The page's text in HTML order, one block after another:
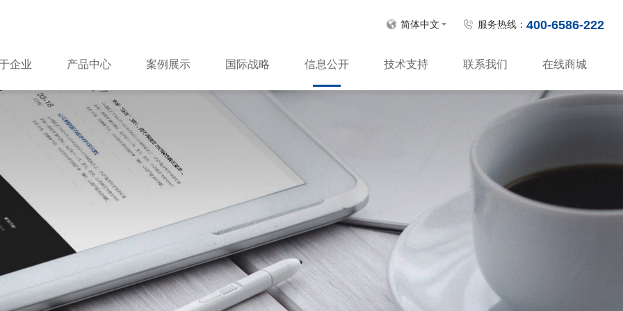
简体中文 服务热线：400-6586-222
企业 产品中心 案例展示 国际战略 信息公开 技术支持 联系我们 在线商城